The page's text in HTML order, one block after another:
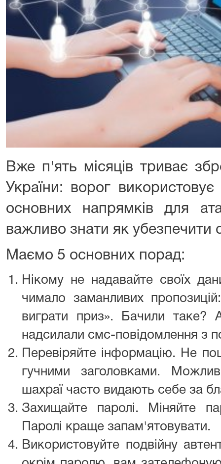
Вже п'ять місяців триває
України: ворог
основних напрямків для
важливо знати як убезпечити
Маємо 5 основних порад:
Нікому не надавайте своїх
чимало заманливих
виграти приз». Бачили
надсилали смс-повідомлення з
Перевіряйте інформацію. Не
гучними заголовками.
шахраї часто видають себе за
Захищайте паролі. Міняйте
Паролі краще запам'ятовувати.
Використовуйте подвійну